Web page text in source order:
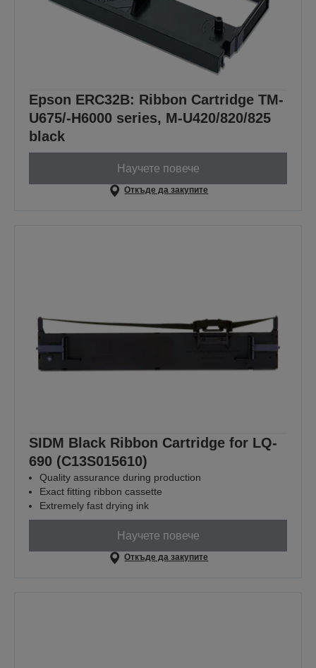
Epson ERC32B: Ribbon Cartridge TM-
U675/-H6000 series, M-U420/820/825
black
Научете повече
Откъде да закупите
SIDM Black Ribbon Cartridge for LQ-
690 (C13S015610)
Quality assurance during production
Exact fitting ribbon cassette
Extremely fast drying ink
Научете повече
Откъде да закупите